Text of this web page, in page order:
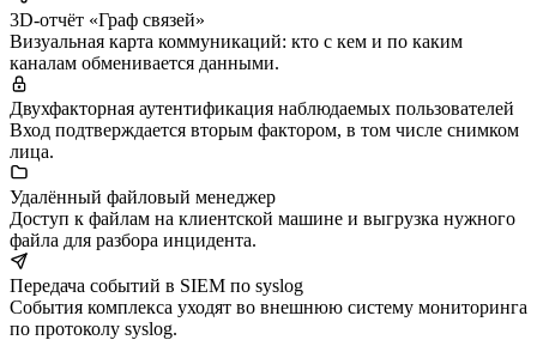
3D-отчёт «Граф связей»
Визуальная карта коммуникаций: кто с кем и по каким
каналам обменивается данными.
Двухфакторная аутентификация наблюдаемых пользователей
Вход подтверждается вторым фактором, в том числе снимком
лица.
Удалённый файловый менеджер
Доступ к файлам на клиентской машине и выгрузка нужного
файла для разбора инцидента.
Передача событий в SIEM по syslog
События комплекса уходят во внешнюю систему мониторинга
по протоколу syslog.